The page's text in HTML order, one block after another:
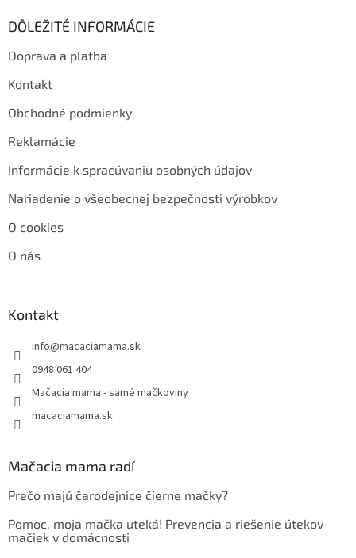
DÔLEŽITÉ INFORMÁCIE
Doprava a platba
Kontakt
Obchodné podmienky
Reklamácie
Informácie k spracúvaniu osobných údajov
Nariadenie o všeobecnej bezpečnosti výrobkov
O cookies
O nás
Kontakt
info@macaciamama.sk
0948 061 404
Mačacia mama - samé mačkoviny
macaciamama.sk
Mačacia mama radí
Prečo majú čarodejnice čierne mačky?
Pomoc, moja mačka uteká! Prevencia a riešenie útekov
mačiek v domácnosti